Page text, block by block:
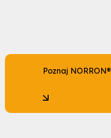
Poznaj NORRON®